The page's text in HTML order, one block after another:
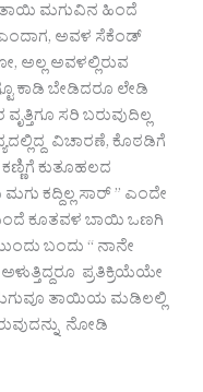
ತಾಯಿ ಮಗುವಿನ ಹಿಂದೆ
ಅವಳ ಸೆಕೆಂಡ್
ಅಲ್ಲ ಅವಳಲ್ಲಿರುವ
ಕಾಡಿ ಬೇಡಿದರೂ ಲೇಡಿ
ಸರಿ ಬರುವುದಿಲ್ಲ
ವಿಚಾರಣೆ, ಕೊಠಡಿಗೆ
ಕುತೂಹಲದ
ಮಗು ಕದ್ದಿಲ್ಲ ಸಾರ್ ” ಎಂದೇ
ಕೂತವಳ ಬಾಯಿ ಒಣಗಿ
ಬಂದು “ ನಾನೇ
ಪ್ರತಿಕ್ರಿಯೆಯೇ
ಮಗುವೂ ತಾಯಿಯ ಮಡಿಲಲ್ಲಿ
ನೋಡಿ